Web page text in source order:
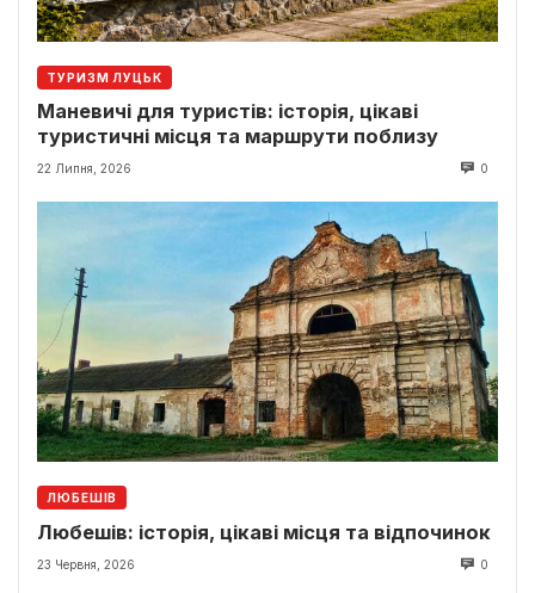
ТУРИЗМ ЛУЦЬК
Маневичі для туристів: історія, цікаві
туристичні місця та маршрути поблизу
22 Липня, 2026 0
ЛЮБЕШІВ
Любешів: історія, цікаві місця та відпочинок
23 Червня, 2026 0